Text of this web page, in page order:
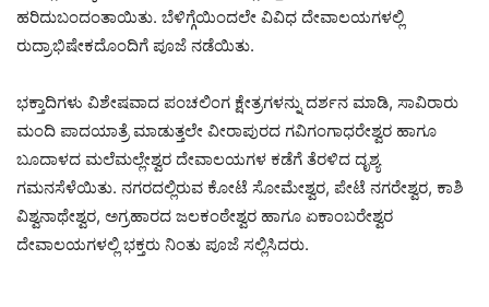
ಹರಿದುಬಂದಂತಾಯಿತು. ಬೆಳಿಗ್ಗೆಯಿಂದಲೇ ವಿವಿಧ ದೇವಾಲಯಗಳಲ್ಲಿ
ರುದ್ರಾಭಿಷೇಕದೊಂದಿಗೆ ಪೂಜೆ ನಡೆಯಿತು.
ಭಕ್ತಾದಿಗಳು ವಿಶೇಷವಾದ ಪಂಚಲಿಂಗ ಕ್ಷೇತ್ರಗಳನ್ನು ದರ್ಶನ ಮಾಡಿ, ಸಾವಿರಾರು
ಮಂದಿ ಪಾದಯಾತ್ರೆ ಮಾಡುತ್ತಲೇ ವೀರಾಪುರದ ಗವಿಗಂಗಾಧರೇಶ್ವರ ಹಾಗೂ
ಬೂದಾಳದ ಮಲೆಮಲ್ಲೇಶ್ವರ ದೇವಾಲಯಗಳ ಕಡೆಗೆ ತೆರಳಿದ ದೃಶ್ಯ
ಗಮನಸೆಳೆಯಿತು. ನಗರದಲ್ಲಿರುವ ಕೋಟೆ ಸೋಮೇಶ್ವರ, ಪೇಟೆ ನಗರೇಶ್ವರ, ಕಾಶಿ
ವಿಶ್ವನಾಥೇಶ್ವರ, ಅಗ್ರಹಾರದ ಜಲಕಂಠೇಶ್ವರ ಹಾಗೂ ಏಕಾಂಬರೇಶ್ವರ
ದೇವಾಲಯಗಳಲ್ಲಿ ಭಕ್ತರು ನಿಂತು ಪೂಜೆ ಸಲ್ಲಿಸಿದರು.